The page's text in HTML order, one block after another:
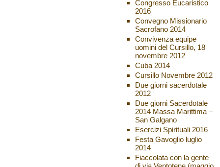
Congresso Eucaristico
2016
Convegno Missionario
Sacrofano 2014
Convivenza equipe
uomini del Cursillo, 18
novembre 2012
Cuba 2014
Cursillo Novembre 2012
Due giorni sacerdotale
2012
Due giorni Sacerdotale
2014 Massa Marittima –
San Galgano
Esercizi Spirituali 2016
Festa Gavoglio luglio
2014
Fiaccolata con la gente